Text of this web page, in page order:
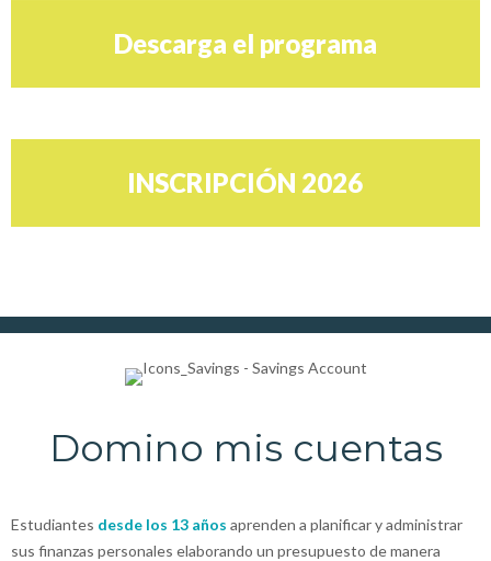
Descarga el programa
INSCRIPCIÓN 2026
Domino mis cuentas
Estudiantes desde los 13 años aprenden a planificar y administrar
sus finanzas personales elaborando un presupuesto de manera